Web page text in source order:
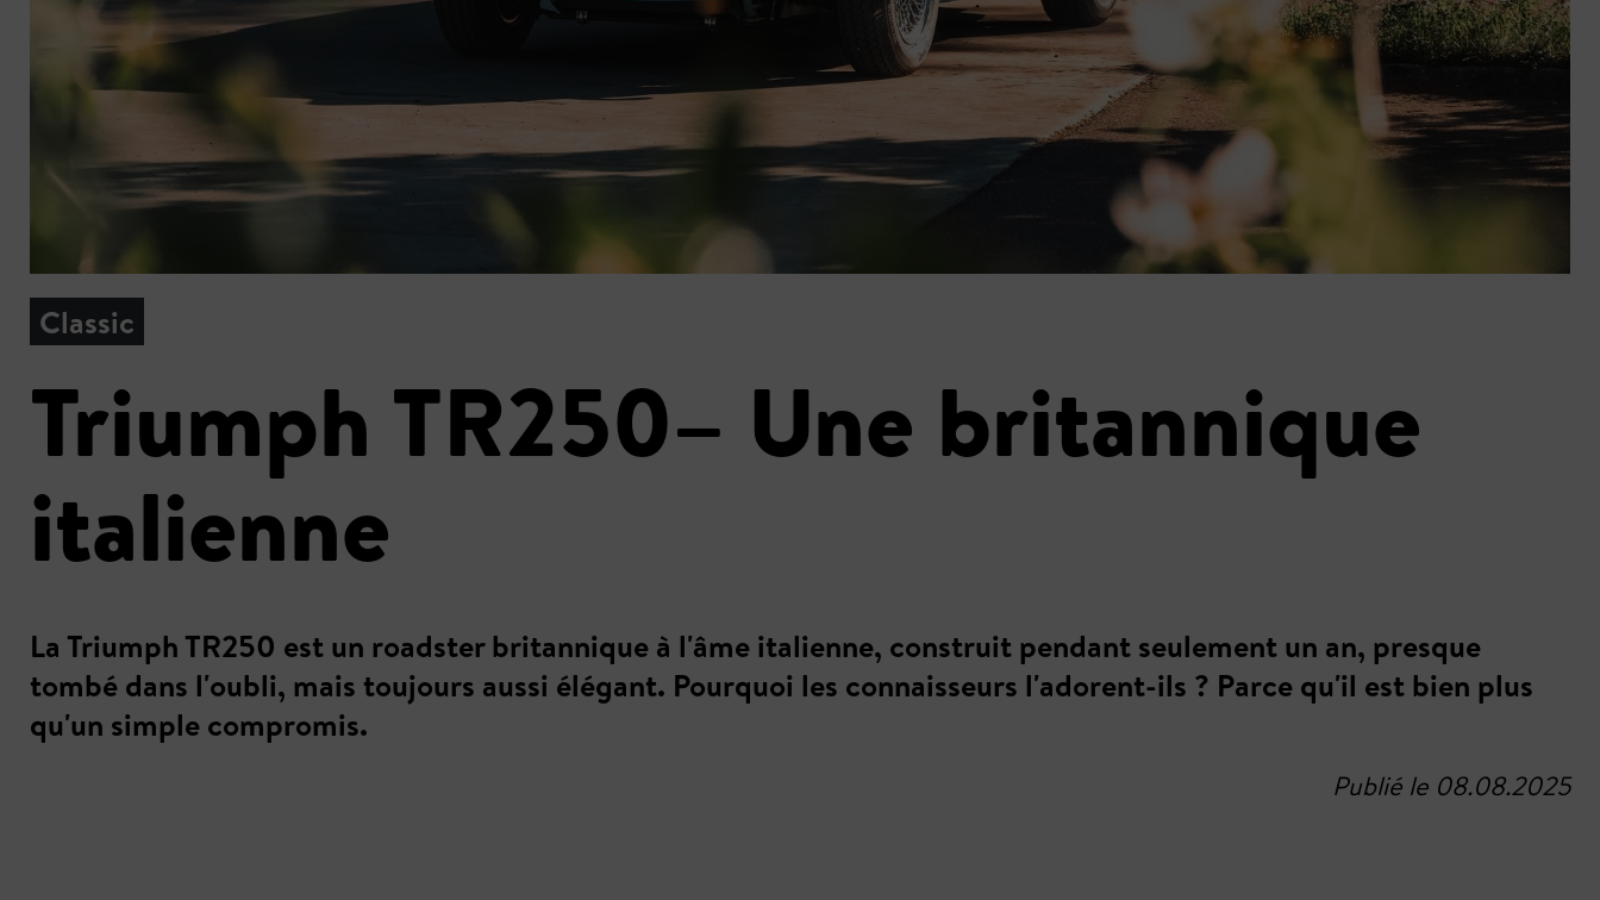
Classic
Triumph TR250– Une britannique
italienne
La Triumph TR250 est un roadster britannique à l'âme italienne, construit pendant seulement un an, presque
tombé dans l'oubli, mais toujours aussi élégant. Pourquoi les connaisseurs l'adorent-ils ? Parce qu'il est bien plus
qu'un simple compromis.
Publié le 08.08.2025